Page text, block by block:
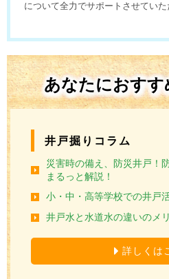
について全力でサポートさせていた
あなたにおすす
井戸掘りコラム
災害時の備え、防災井戸！
まるっと解説！
小・中・高等学校での井戸
井戸水と水道水の違いのメ
詳しくは